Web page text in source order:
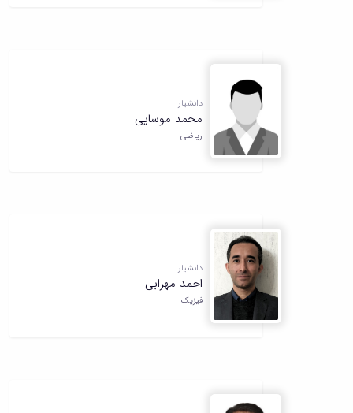
دانشیار
محمد موسایی
ریاضی
دانشیار
احمد مهرابی
فیزیک